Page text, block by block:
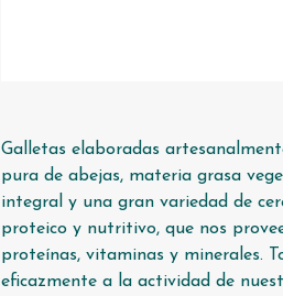
Galletas elaboradas
pura de abejas, materia grasa
integral y una gran variedad de
proteico y nutritivo, que nos
proteínas, vitaminas y minerales.
eficazmente a la actividad de